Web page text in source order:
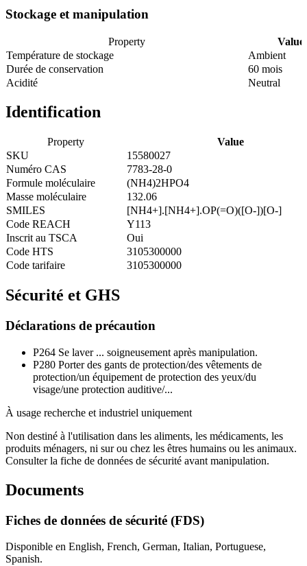
Stockage et manipulation
Property
Value
Température de stockage
Ambient
Durée de conservation
60 mois
Acidité
Neutral
Identification
Property
Value
SKU
15580027
Numéro CAS
7783-28-0
Formule moléculaire
(NH4)2HPO4
Masse moléculaire
132.06
SMILES
[NH4+].[NH4+].OP(=O)([O-])[O-]
Code REACH
Y113
Inscrit au TSCA
Oui
Code HTS
3105300000
Code tarifaire
3105300000
Sécurité et GHS
Déclarations de précaution
P264 Se laver ... soigneusement après manipulation.
P280 Porter des gants de protection/des vêtements de
protection/un équipement de protection des yeux/du
visage/une protection auditive/...
À usage recherche et industriel uniquement
Non destiné à l'utilisation dans les aliments, les médicaments, les
produits ménagers, ni sur ou chez les êtres humains ou les animaux.
Consulter la fiche de données de sécurité avant manipulation.
Documents
Fiches de données de sécurité (FDS)
Disponible en English, French, German, Italian, Portuguese,
Spanish.